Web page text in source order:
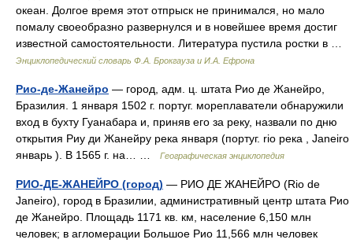
океан. Долгое время этот отпрыск не принимался, но мало
помалу своеобразно развернулся и в новейшее время достиг
известной самостоятельности. Литература пустила ростки в …
Энциклопедический словарь Ф.А. Брокгауза и И.А. Ефрона
Рио-де-Жанейро — город, адм. ц. штата Рио де Жанейро,
Бразилия. 1 января 1502 г. португ. мореплаватели обнаружили
вход в бухту Гуанабара и, приняв его за реку, назвали по дню
открытия Риу ди Жанейру река января (португ. rio река , Janeiro
январь ). В 1565 г. на… …
Географическая энциклопедия
РИО-ДЕ-ЖАНЕЙРО (город) — РИО ДЕ ЖАНЕЙРО (Rio de
Janeiro), город в Бразилии, административный центр штата Рио
де Жанейро. Площадь 1171 кв. км, население 6,150 млн
человек; в агломерации Большое Рио 11,566 млн человек